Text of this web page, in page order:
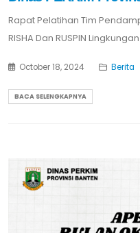
Rapat Pelatihan Tim
RISHA Dan RUSPIN
October 18, 2024 Berita
BACA SELENGKAPNYA